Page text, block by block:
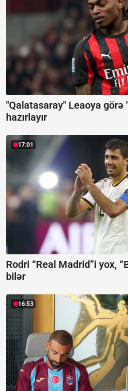
"Qalatasaray" Leaoya
hazırlayır
17:01
Rodri “Real Madrid”i yox,
bilər
16:53